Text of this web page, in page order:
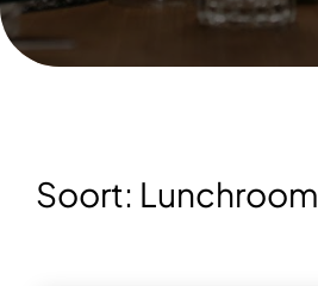
Soort: Lunchroom